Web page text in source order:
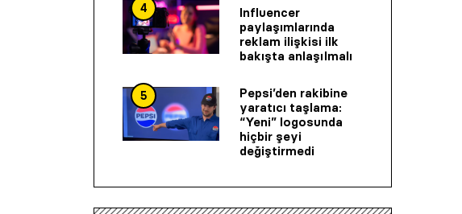
4
Influencer
paylaşımlarında
reklam ilişkisi ilk
bakışta anlaşılmalı
5
Pepsi’den rakibine
yaratıcı taşlama:
“Yeni” logosunda
hiçbir şeyi
değiştirmedi